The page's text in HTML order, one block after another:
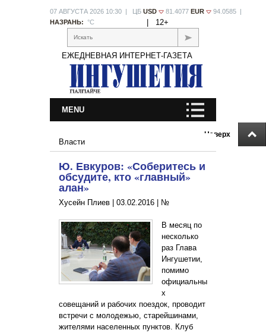
Наверх
07 АВГУСТА 2026 10:30 | ЦБ USD 81.4077 EUR
94.0585 |
НАЗРАНЬ: °С 12+
Искать
ЕЖЕДНЕВНАЯ ИНТЕРНЕТ-ГАЗЕТА
MENU
Власти
Ю. Евкуров: «Соберитесь и
обсудите, кто «главный»
алан»
Хусейн Плиев | 03.02.2016 №
В месяц по
несколько
раз Глава
Ингушетии,
помимо
официальны
х
совещаний и рабочих поездок, проводит
встречи с молодежью, старейшинами,
жителями населенных пунктов. Клуб